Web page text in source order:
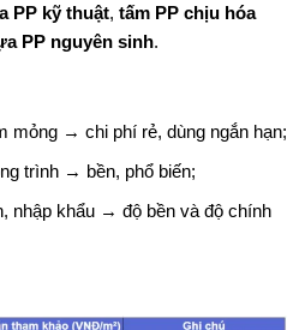
PP kỹ thuật, tấm PP chịu hóa
PP nguyên sinh.
mỏng → chi phí rẻ, dùng ngắn hạn;
trình → bền, phổ biến;
nhập khẩu → độ bền và độ chính